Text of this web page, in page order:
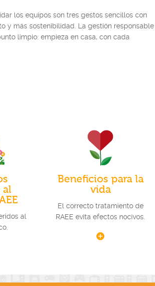
los equipos son tres gestos sencillos con
y más sostenibilidad. La gestión responsable
limpio: empieza en casa, con cada
al
al
Beneficios para la
vida
El correcto tratamiento de
RAEE evita efectos nocivos.